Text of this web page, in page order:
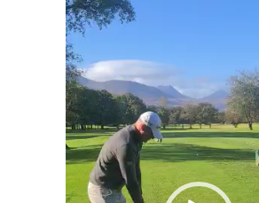
vidéo